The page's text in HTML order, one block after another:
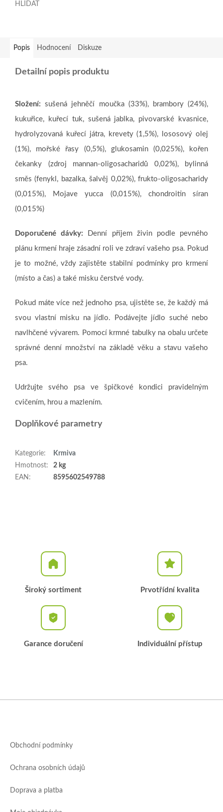
HLÍDAT
Popis Hodnocení Diskuze
Detailní popis produktu
Složení: sušená jehněčí moučka (33%), brambory (24%),
kukuřice, kuřecí tuk, sušená jablka, pivovarské kvasnice,
hydrolyzovaná kuřecí játra, krevety (1,5%), lososový olej
(1%), mořské řasy (0,5%), glukosamin (0,025%), kořen
čekanky (zdroj mannan-oligosacharidů 0,02%), bylinná
směs (fenykl, bazalka, šalvěj 0,02%), frukto-oligosacharidy
(0,015%), Mojave yucca (0,015%), chondroitin síran
(0,015%)
Doporučené dávky: Denní příjem živin podle pevného
plánu krmení hraje zásadní roli ve zdraví vašeho psa. Pokud
je to možné, vždy zajistěte stabilní podmínky pro krmení
(místo a čas) a také misku čerstvé vody.
Pokud máte více než jednoho psa, ujistěte se, že každý má
svou vlastní misku na jídlo. Podávejte jídlo suché nebo
navlhčené vývarem. Pomocí krmné tabulky na obalu určete
správné denní množství na základě věku a stavu vašeho
psa.
Udržujte svého psa ve špičkové kondici pravidelným
cvičením, hrou a mazlením.
Doplňkové parametry
Kategorie:
Krmiva
Hmotnost:
2 kg
EAN : 8595602549788
Široký sortiment Prvotřídní kvalita
Garance doručení Individuální přístup
Obchodní podmínky
Ochrana osobních údajů
Doprava a platba